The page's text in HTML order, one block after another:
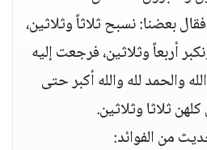
فقال بعضنا: نسبح ثلاثاً وثلاثين،
أربعاً وثلاثين، فرجعت إليه
والحمد لله والله أكبر حتى
ثلاثا وثلاثين.
من الفوائد: